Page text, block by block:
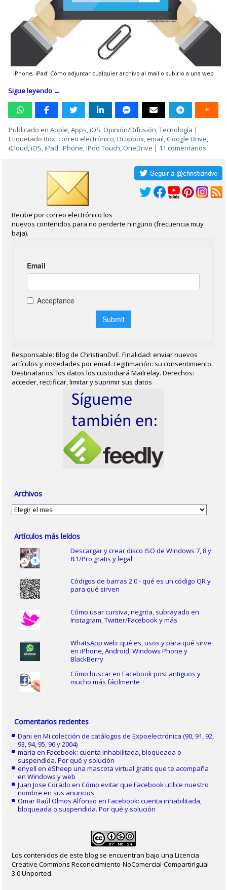
iPhone, iPad: Cómo adjuntar cualquier archivo al mail o subirlo a una web
Sigue leyendo →
Publicado en Apple ,Apps ,iOS Opinión/Difusión ,Tecnología |
Etiquetado Box ,correo electrónico ,Dropbox email Google Drive
iCloud ,iOS ,iPad ,iPhone ,iPod Touch OneDrive | 11 comentarios
Recibe por correo electrónico los
nuevos contenidos para no perderte ninguno (frecuencia muy
baja).
Responsable: Blog de ChristianDvE. Finalidad: enviar nuevos
artículos y novedades por email. Legitimación: su consentimiento.
Destinatarios: los datos los custodiará Mailrelay. Derechos:
acceder, rectificar, limitar y suprimir sus datos
Archivos
Archivos
Artículos más leídos
Descargar y crear disco ISO de Windows 7, 8 y
8.1/Pro gratis y legal
Códigos de barras 2.0 - qué es un código QR y
para qué sirven
Cómo usar cursiva, negrita, subrayado en
Instagram, Twitter/Facebook y más
WhatsApp web: qué es, usos y para qué sirve
en iPhone, Android, Windows Phone y
BlackBerry
Cómo buscar en Facebook post antiguos y
mucho más fácilmente
Comentarios recientes
Dani enMi colección de catálogos de Expoelectrónica (90, 91, 92,
93, 94, 95, 96 y 2004)
maria enFacebook: cuenta inhabilitada, bloqueada o
suspendida. Por qué y solución
enyell eneSheep una mascota virtual gratis que te acompaña
en Windows y web
Juan Jose Corado enCómo evitar que Facebook utilice nuestro
nombre en sus anuncios
Omar Raúl Olmos Alfonso enFacebook: cuenta inhabilitada,
bloqueada o suspendida. Por qué y solución
Los contenidos de este blog se encuentran bajo una Licencia
Creative Commons Reconocimiento-NoComercial-CompartirIgual
3.0 Unported.